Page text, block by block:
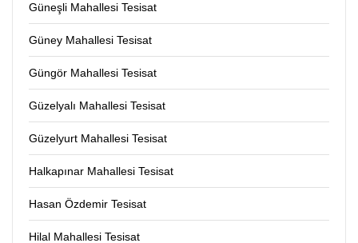
Güneşli Mahallesi Tesisat
Güney Mahallesi Tesisat
Güngör Mahallesi Tesisat
Güzelyalı Mahallesi Tesisat
Güzelyurt Mahallesi Tesisat
Halkapınar Mahallesi Tesisat
Hasan Özdemir Tesisat
Hilal Mahallesi Tesisat